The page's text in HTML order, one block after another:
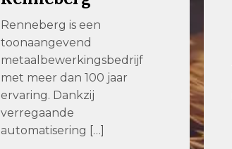
247TailorSteel
247TailorSteel is al ruim 15
jaar actief in de
metaalbewerkende
industrie. 247TailorSteel
levert […]